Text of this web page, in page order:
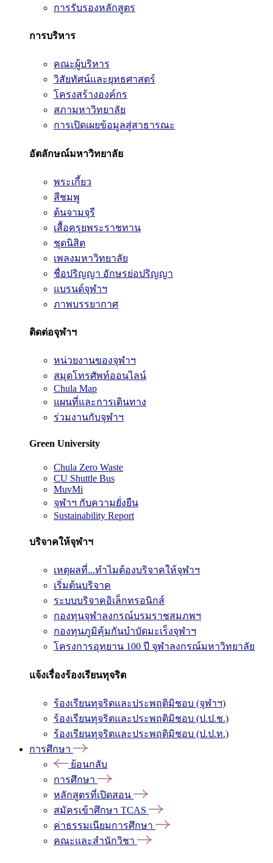
การรับรองหลักสูตร
การบริหาร
คณะผู้บริหาร
วิสัยทัศน์และยุทธศาสตร์
โครงสร้างองค์กร
สภามหาวิทยาลัย
การเปิดเผยข้อมูลสู่สาธารณะ
อัตลักษณ์มหาวิทยาลัย
พระเกี้ยว
สีชมพู
ต้นจามจุรี
เสื้อครุยพระราชทาน
ชุดนิสิต
เพลงมหาวิทยาลัย
ชื่อปริญญา อักษรย่อปริญญา
แบรนด์จุฬาฯ
ภาพบรรยากาศ
ติดต่อจุฬาฯ
หน่วยงานของจุฬาฯ
สมุดโทรศัพท์ออนไลน์
Chula Map
แผนที่และการเดินทาง
ร่วมงานกับจุฬาฯ
Green University
Chula Zero Waste
CU Shuttle Bus
MuvMi
จุฬาฯ กับความยั่งยืน
Sustainability Report
บริจาคให้จุฬาฯ
เหตุผลที่...ทำไมต้องบริจาคให้จุฬาฯ
เริ่มต้นบริจาค
ระบบบริจาคอิเล็กทรอนิกส์
กองทุนจุฬาลงกรณ์บรมราชสมภพฯ
กองทุนภูมิคุ้มกันบำบัดมะเร็งจุฬาฯ
โครงการอุทยาน 100 ปี จุฬาลงกรณ์มหาวิทยาลัย
แจ้งเรื่องร้องเรียนทุจริต
ร้องเรียนทุจริตและประพฤติมิชอบ (จุฬาฯ)
ร้องเรียนทุจริตและประพฤติมิชอบ (ป.ป.ช.)
ร้องเรียนทุจริตและประพฤติมิชอบ (ป.ป.ท.)
การศึกษา
ย้อนกลับ
การศึกษา
หลักสูตรที่เปิดสอน
สมัครเข้าศึกษา TCAS
ค่าธรรมเนียมการศึกษา
คณะและสำนักวิชา